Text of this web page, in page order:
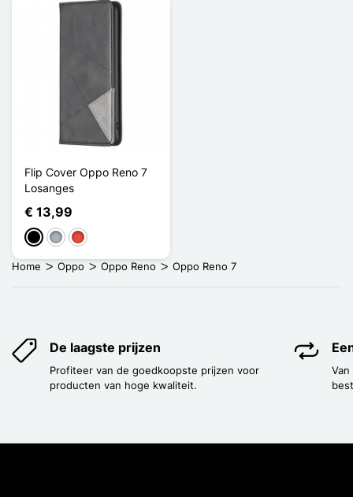
Flip Cover Oppo Reno 7
Losanges
€ 13,99
ZwartGrijsRood
Home Oppo Oppo Reno Oppo Reno 7
De laagste prijzen
Profiteer van de goedkoopste prijzen voor
producten van hoge kwaliteit.